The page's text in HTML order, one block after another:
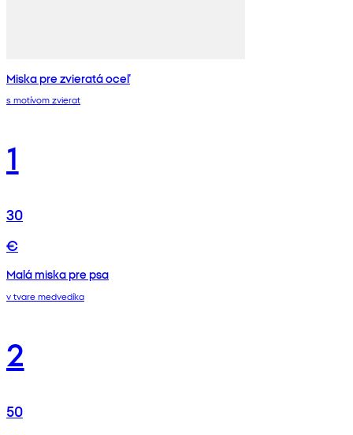
Miska pre zvieratá oceľ
s motívom zvierat
1
30
€
Malá miska pre psa
v tvare medvedíka
2
50